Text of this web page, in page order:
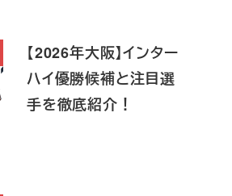
【2026年大阪】インター
ハイ優勝候補と注目選
手を徹底紹介！